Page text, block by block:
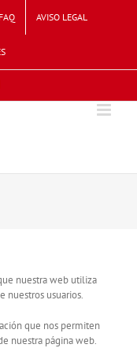
FAQ AVISO LEGAL
nuestra web utiliza
nuestros usuarios.
que nos permiten
nuestra página web.